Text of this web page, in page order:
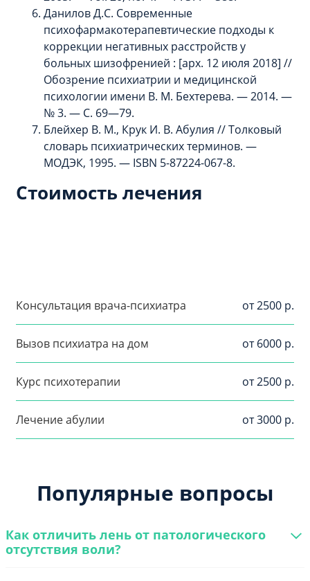
Данилов Д.С. Современные
психофармакотерапевтические подходы к
коррекции негативных расстройств у
больных шизофренией : [арх. 12 июля 2018] //
Обозрение психиатрии и медицинской
психологии имени В. М. Бехтерева. — 2014. —
№ 3. — С. 69—79.
Блейхер В. М., Крук И. В. Абулия // Толковый
словарь психиатрических терминов. —
МОДЭК, 1995. — ISBN 5-87224-067-8.
Стоимость лечения
Консультация врача-психиатра от 2500 р.
Вызов психиатра на дом от 6000 р.
Курс психотерапии от 2500 р.
Лечение абулии от 3000 р.
Популярные вопросы
Как отличить лень от патологического
отсутствия воли?